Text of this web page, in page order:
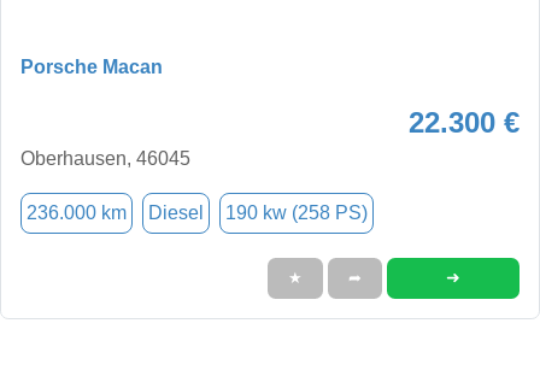
Porsche Macan
22.300 €
Oberhausen, 46045
236.000 km Diesel 190 kw (258 PS)
★ ➦ ➜